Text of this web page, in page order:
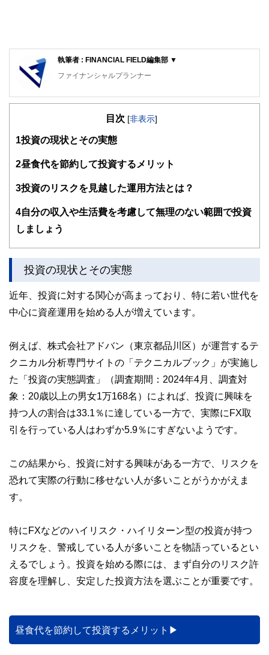
執筆者 : FINANCIAL FIELD編集部 ▼
ファイナンシャルプランナー
FinancialField編集部は、金融、経済に関する記事を、日々
知識がない方でも理解できるようわかりやすく発信していま
得者を中心に「お金や暮らし」に関する書籍・雑誌の編集経
験者で構成され、企画立案から記事掲載まですべての工程に
関わることで、読者目線のコンテンツを追求しています。
護士、税理士、宅地建物取引士、相続診断士、住宅ローンア
ドバイザー、DCプランナー、公認会計士、社会保険労務
士、行政書士、投資アナリスト、キャリアコンサルタントな
をわかりやすく発信している点です。
執筆者・監修者による執筆体制を築くことで、内容のわかり
やすさはもちろんのこと、読み応えのあるコンテンツと確か
な情報発信を実現しています。
私たちは、快適でより良い生活のアイデアを提供するお金の
コンシェルジュを目指します。
目次 [非表示]
1投資の現状とその実態
2昼食代を節約して投資するメリット
3投資のリスクを見越した運用方法とは？
4自分の収入や生活費を考慮して無理のない範囲で投資
しましょう
投資の現状とその実態
近年、投資に対する関心が高まっており、特に若い世代を
中心に資産運用を始める人が増えています。
例えば、株式会社アドバン（東京都品川区）が運営するテ
クニカル分析専門サイトの「テクニカルブック」が実施し
た「投資の実態調査」（調査期間：2024年4月、調査対
象：20歳以上の男女1万168名）によれば、投資に興味を
持つ人の割合は33.1％に達している一方で、実際にFX取
引を行っている人はわずか5.9％にすぎないようです。
この結果から、投資に対する興味がある一方で、リスクを
恐れて実際の行動に移せない人が多いことがうかがえま
す。
特にFXなどのハイリスク・ハイリターン型の投資が持つ
リスクを、警戒している人が多いことを物語っているとい
えるでしょう。投資を始める際には、まず自分のリスク許
容度を理解し、安定した投資方法を選ぶことが重要です。
昼食代を節約して投資するメリット